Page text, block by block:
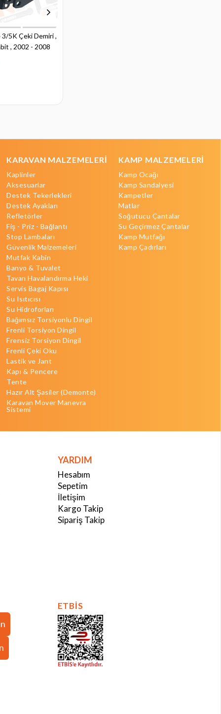
5K Çeki Demiri ,
, 2002 - 2008
KARAVAN MALZEMELERİ
Kaplinler
Aksesuarlar
Destek Tekerlekleri
Destek Ayakları
Refletörler
Fiş - Priz - Bağlantı
Stop Lambaları
Güvenlik Malzemeleri
Mutfak Kabin
Banyo & Tuvalet
Tavan Havalandırma Heki
Servis Bagaj Kapısı
Su Isıtıcısı
Su Hidroforları
Bağımsız Torsiyonlu Dingil
Frenli Torsiyon Dingil
Frensiz Torsiyon Dingil
Frenli Çeki Oku
Lastik ve Jant
Kapı & Pencere
Tente
Hazır Alt Şasiler (Demonte)
Karavan Mover Manevra
Sistemi
KAMP MALZEMELERİ
Kamp Ocağı
Kamp Sandalyesi
Kampetler
Matlar
Soğutucu Çantalar
Su Geçirmez Çantalar
Kamp Mutfağı
Kamp Çadırları
YARDIM
Hesabım
Sepetim
İletişim
Kargo Takip
Sipariş Takip
ETBİS